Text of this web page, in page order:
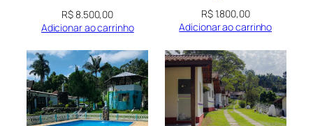
R$8.500,00
Adicionar ao carrinho
R$1.800,00
Adicionar ao carrinho